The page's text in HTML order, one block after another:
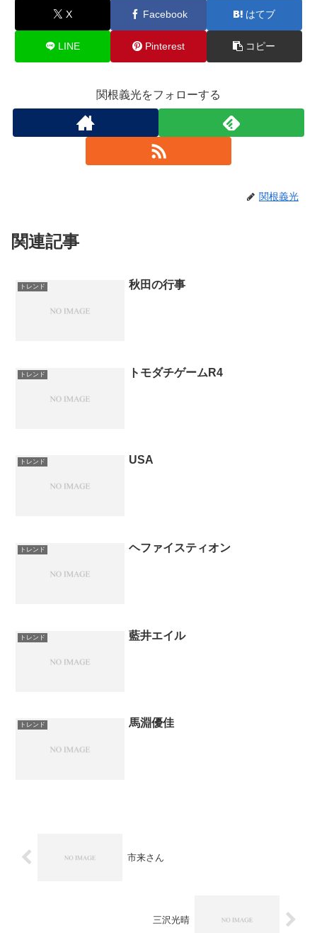
X Facebook はてブ
LINE Pinterest コピー
関根義光をフォローする
関根義光
関連記事
トレンド 秋田の行事
トレンド トモダチゲームR4
トレンド USA
トレンド ヘファイスティオン
トレンド 藍井エイル
トレンド 馬淵優佳
市来さん
三沢光晴